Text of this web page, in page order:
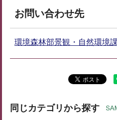
お問い合わせ先
環境森林部景観・自然環境
同じカテゴリから探す